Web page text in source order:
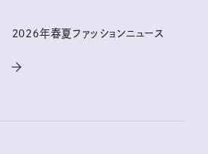
2026年春夏ファッションニュース